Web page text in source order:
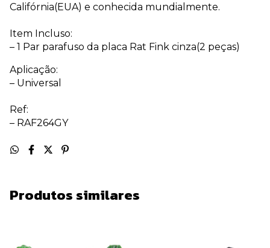
Califórnia(EUA) e conhecida mundialmente.
Item Incluso:
– 1 Par parafuso da placa Rat Fink cinza(2 peças)
Aplicação:
– Universal
Ref:
– RAF264GY
Produtos similares